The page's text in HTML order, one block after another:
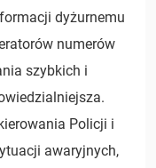
dyżurnemu
numerów
szybkich i
Policji i
awaryjnych,